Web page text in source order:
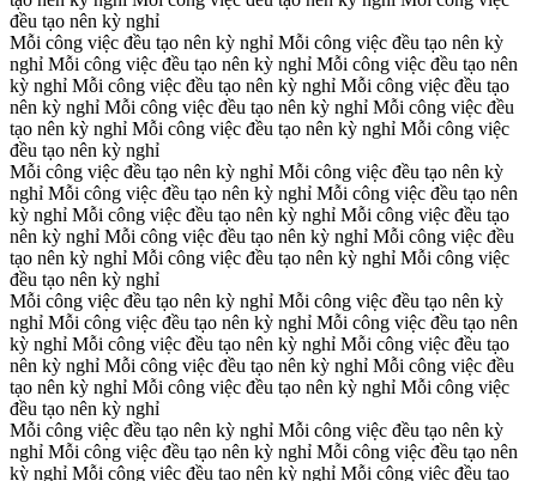
đều tạo nên kỳ nghỉ
Mỗi công việc đều tạo nên kỳ nghỉ Mỗi công việc đều tạo nên kỳ
nghỉ Mỗi công việc đều tạo nên kỳ nghỉ Mỗi công việc đều tạo nên
kỳ nghỉ Mỗi công việc đều tạo nên kỳ nghỉ Mỗi công việc đều tạo
nên kỳ nghỉ Mỗi công việc đều tạo nên kỳ nghỉ Mỗi công việc đều
tạo nên kỳ nghỉ Mỗi công việc đều tạo nên kỳ nghỉ Mỗi công việc
đều tạo nên kỳ nghỉ
Mỗi công việc đều tạo nên kỳ nghỉ Mỗi công việc đều tạo nên kỳ
nghỉ Mỗi công việc đều tạo nên kỳ nghỉ Mỗi công việc đều tạo nên
kỳ nghỉ Mỗi công việc đều tạo nên kỳ nghỉ Mỗi công việc đều tạo
nên kỳ nghỉ Mỗi công việc đều tạo nên kỳ nghỉ Mỗi công việc đều
tạo nên kỳ nghỉ Mỗi công việc đều tạo nên kỳ nghỉ Mỗi công việc
đều tạo nên kỳ nghỉ
Mỗi công việc đều tạo nên kỳ nghỉ Mỗi công việc đều tạo nên kỳ
nghỉ Mỗi công việc đều tạo nên kỳ nghỉ Mỗi công việc đều tạo nên
kỳ nghỉ Mỗi công việc đều tạo nên kỳ nghỉ Mỗi công việc đều tạo
nên kỳ nghỉ Mỗi công việc đều tạo nên kỳ nghỉ Mỗi công việc đều
tạo nên kỳ nghỉ Mỗi công việc đều tạo nên kỳ nghỉ Mỗi công việc
đều tạo nên kỳ nghỉ
Mỗi công việc đều tạo nên kỳ nghỉ Mỗi công việc đều tạo nên kỳ
nghỉ Mỗi công việc đều tạo nên kỳ nghỉ Mỗi công việc đều tạo nên
kỳ nghỉ Mỗi công việc đều tạo nên kỳ nghỉ Mỗi công việc đều tạo